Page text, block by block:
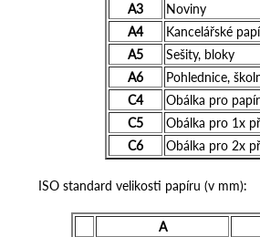
A3
Noviny
A4
Kancelářské
A5
Sešity, bloky
A6
Pohlednice,
C4
Obálka pro
C5
Obálka pro 1x
C6
Obálka pro 2x
ISO standard velikosti papíru (v mm):
A